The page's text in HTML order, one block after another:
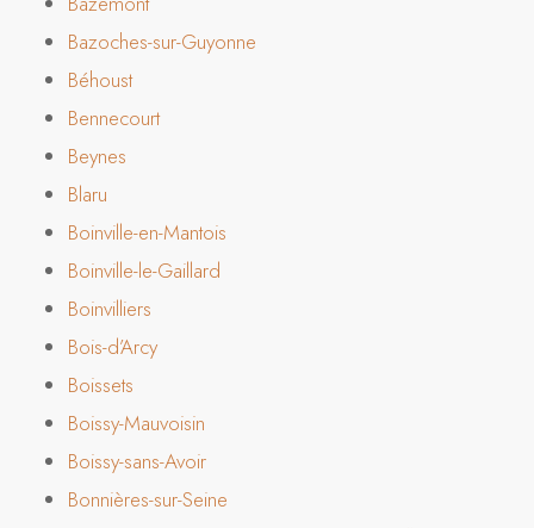
Bazoches-sur-Guyonne
Béhoust
Bennecourt
Beynes
Blaru
Boinville-en-Mantois
Boinville-le-Gaillard
Boinvilliers
Bois-d’Arcy
Boissets
Boissy-Mauvoisin
Boissy-sans-Avoir
Bonnières-sur-Seine